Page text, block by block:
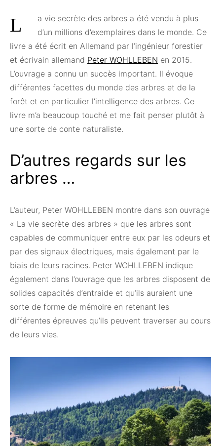
La vie secrète des arbres a été vendu à plus
d’un millions d’exemplaires dans le monde. Ce
livre a été écrit en Allemand par l’ingénieur forestier
et écrivain allemand Peter WOHLLEBEN en 2015.
L’ouvrage a connu un succès important. Il évoque
différentes facettes du monde des arbres et de la
forêt et en particulier l’intelligence des arbres. Ce
livre m’a beaucoup touché et me fait penser plutôt à
une sorte de conte naturaliste.
D’autres regards sur les
arbres …
L’auteur, Peter WOHLLEBEN montre dans son ouvrage
« La vie secrète des arbres » que les arbres sont
capables de communiquer entre eux par les odeurs et
par des signaux électriques, mais également par le
biais de leurs racines. Peter WOHLLEBEN indique
également dans l’ouvrage que les arbres disposent de
solides capacités d’entraide et qu’ils auraient une
sorte de forme de mémoire en retenant les
différentes épreuves qu’ils peuvent traverser au cours
de leurs vies.